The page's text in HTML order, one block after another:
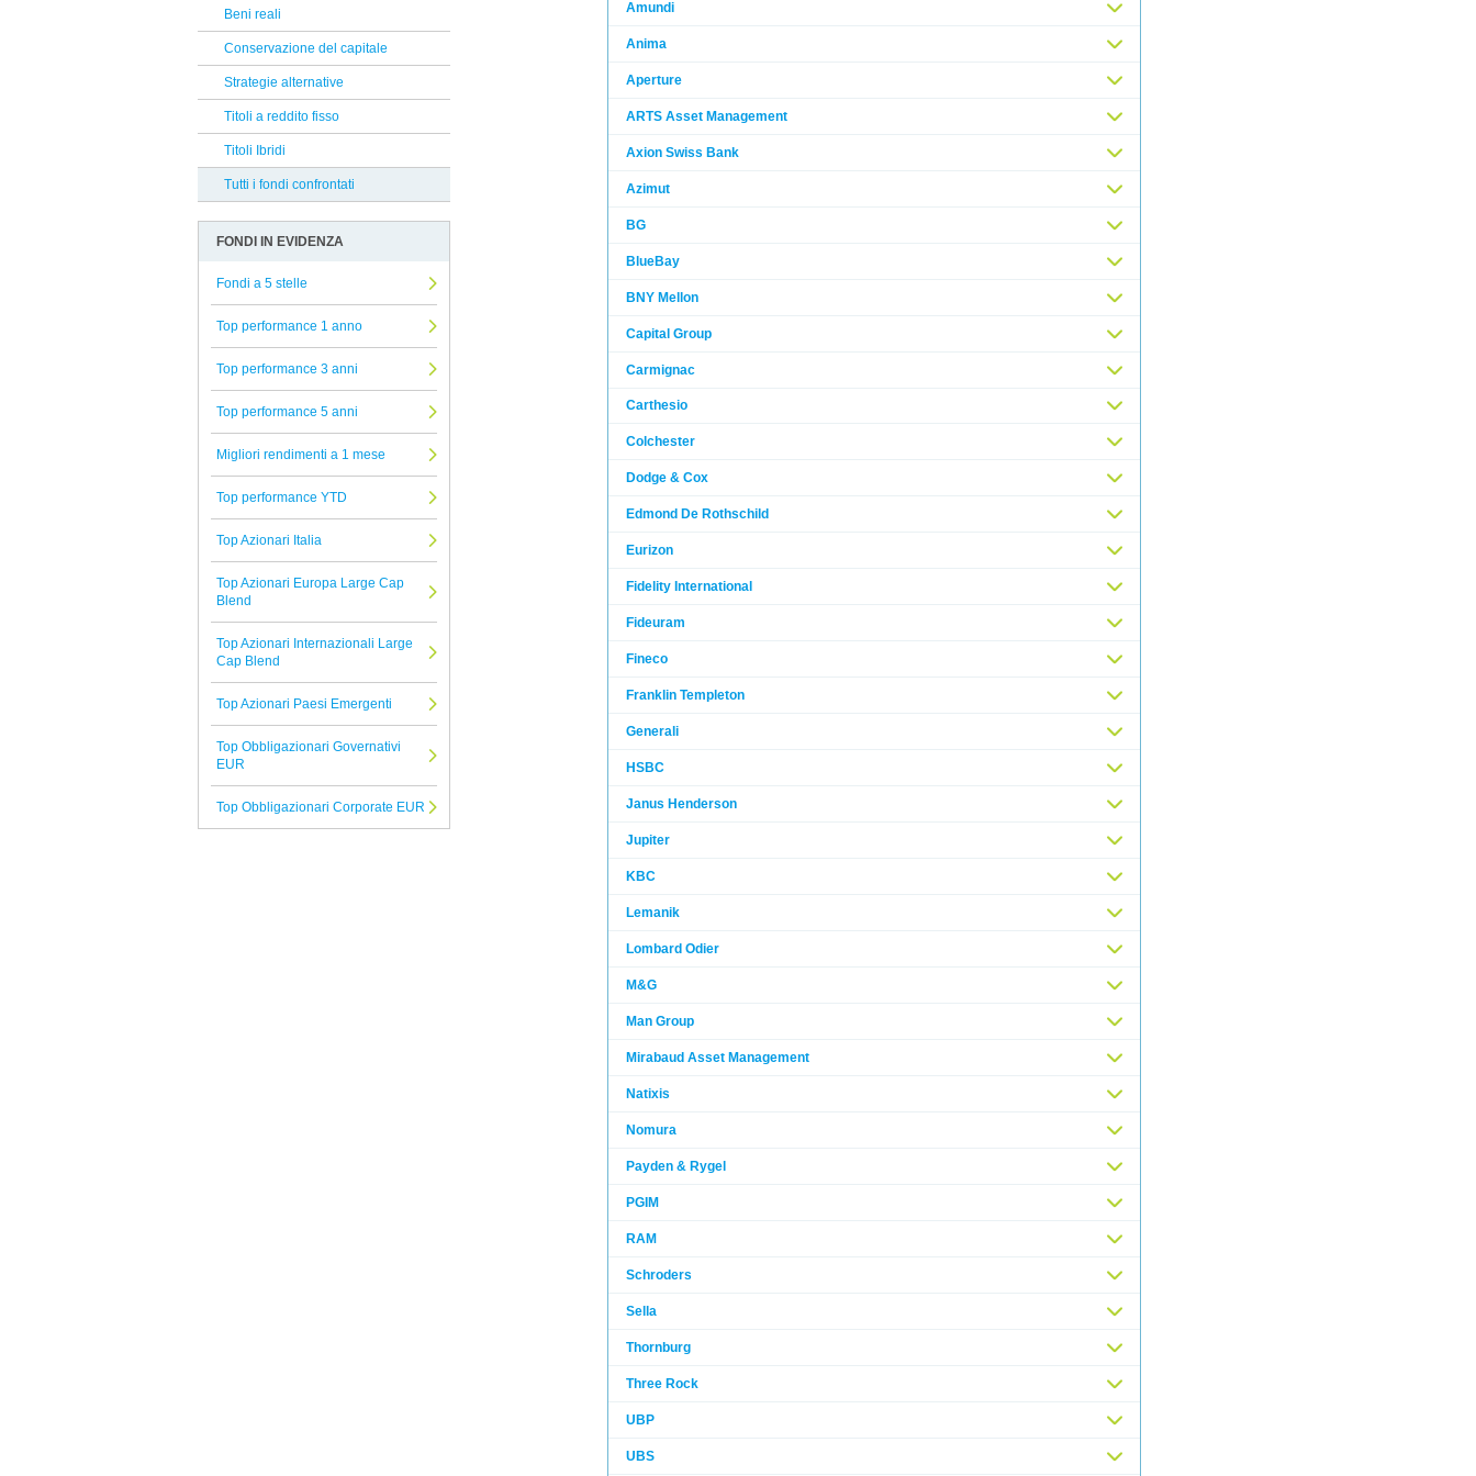
Reclami Assicurativi
Reclami Servizio di Investimento
Infusive Fund
BNY Mellon
Banor
Augmenta SICAV
DWS
Bantleon
Symphonia SGR
T. Rowe Price
Man
Credit Suisse
Pharus
EI Sturdza
Tutte le Società di Gestione
Beni reali
Conservazione del capitale
Strategie alternative
Titoli a reddito fisso
Titoli Ibridi
Tutti i fondi confrontati
Amundi
Anima
Aperture
ARTS Asset Management
Axion Swiss Bank
Azimut
BG
BlueBay
BNY Mellon
Capital Group
Carmignac
Carthesio
Colchester
Dodge & Cox
Edmond De Rothschild
Eurizon
Fidelity International
Fideuram
Fineco
Franklin Templeton
Generali
HSBC
Janus Henderson
Jupiter
KBC
Lemanik
Lombard Odier
M&G
Man Group
Mirabaud Asset Management
Natixis
Nomura
Payden & Rygel
PGIM
RAM
Schroders
Sella
Thornburg
Three Rock
UBP
UBS
FONDI IN EVIDENZA
Fondi a 5 stelle
Top performance 1 anno
Top performance 3 anni
Top performance 5 anni
Migliori rendimenti a 1 mese
Top performance YTD
Top Azionari Italia
Top Azionari Europa Large Cap
Blend
Top Azionari Internazionali Large
Cap Blend
Top Azionari Paesi Emergenti
Top Obbligazionari Governativi
EUR
Top Obbligazionari Corporate EUR